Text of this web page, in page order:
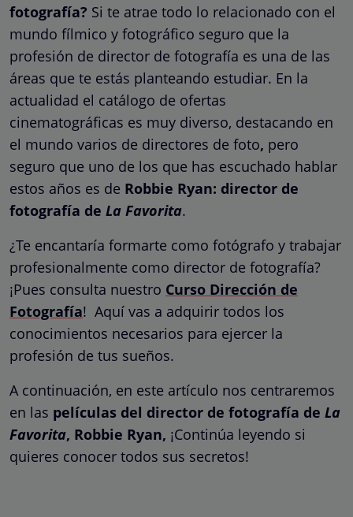
fotografía? Si te atrae todo lo relacionado con el
mundo fílmico y fotográfico seguro que la
profesión de director de fotografía es una de las
áreas que te estás planteando estudiar. En la
actualidad el catálogo de ofertas
cinematográficas es muy diverso, destacando en
el mundo varios de directores de foto, pero
seguro que uno de los que has escuchado hablar
estos años es de Robbie Ryan: director de
fotografía de La Favorita.
¿Te encantaría formarte como fotógrafo y trabajar
profesionalmente como director de fotografía?
¡Pues consulta nuestro Curso Dirección de
Fotografía! Aquí vas a adquirir todos los
conocimientos necesarios para ejercer la
profesión de tus sueños.
A continuación, en este artículo nos centraremos
en las películas del director de fotografía de La
Favorita, Robbie Ryan, ¡Continúa leyendo si
quieres conocer todos sus secretos!